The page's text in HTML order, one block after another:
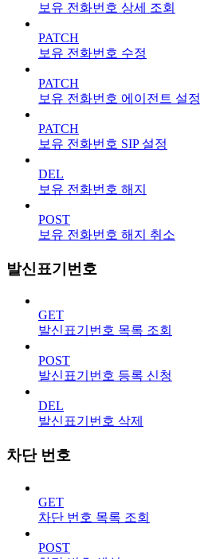
보유 전화번호 상세 조회
PATCH
보유 전화번호 수정
PATCH
보유 전화번호 에이전트 설정
PATCH
보유 전화번호 SIP 설정
DEL
보유 전화번호 해지
POST
보유 전화번호 해지 취소
발신표기번호
GET
발신표기번호 목록 조회
POST
발신표기번호 등록 신청
DEL
발신표기번호 삭제
차단 번호
GET
차단 번호 목록 조회
POST